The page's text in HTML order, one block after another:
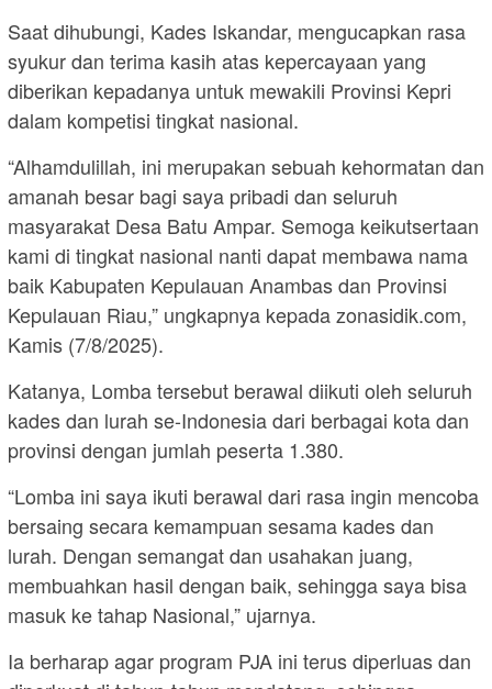
Saat dihubungi, Kades Iskandar, mengucapkan rasa
syukur dan terima kasih atas kepercayaan yang
diberikan kepadanya untuk mewakili Provinsi Kepri
dalam kompetisi tingkat nasional.
“Alhamdulillah, ini merupakan sebuah kehormatan dan
amanah besar bagi saya pribadi dan seluruh
masyarakat Desa Batu Ampar. Semoga keikutsertaan
kami di tingkat nasional nanti dapat membawa nama
baik Kabupaten Kepulauan Anambas dan Provinsi
Kepulauan Riau,” ungkapnya kepada zonasidik.com,
Kamis (7/8/2025).
Katanya, Lomba tersebut berawal diikuti oleh seluruh
kades dan lurah se-Indonesia dari berbagai kota dan
provinsi dengan jumlah peserta 1.380.
“Lomba ini saya ikuti berawal dari rasa ingin mencoba
bersaing secara kemampuan sesama kades dan
lurah. Dengan semangat dan usahakan juang,
membuahkan hasil dengan baik, sehingga saya bisa
masuk ke tahap Nasional,” ujarnya.
Ia berharap agar program PJA ini terus diperluas dan